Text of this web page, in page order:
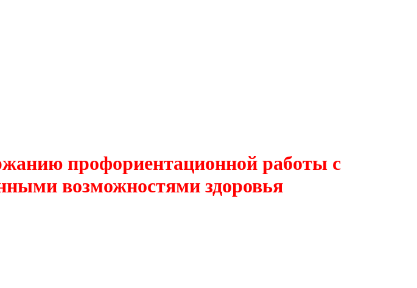
профориентационной работы с
возможностями здоровья